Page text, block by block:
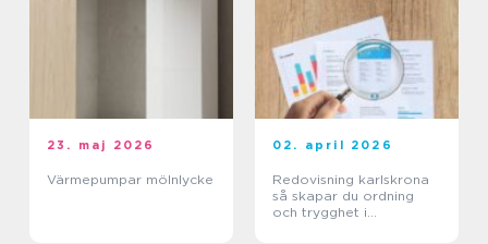
23. maj 2026
Värmepumpar mölnlycke
02. april 2026
Redovisning karlskrona
så skapar du ordning
och trygghet i